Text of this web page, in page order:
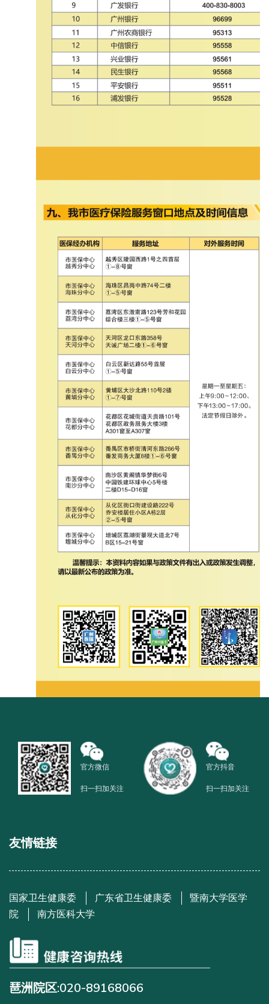
官方微信
扫一扫加关注
官方抖音
扫一扫加关注
友情链接
国家卫生健康委 广东省卫生健康委
暨南大学医学
院
南方医科大学
琶洲院区:020-89168066